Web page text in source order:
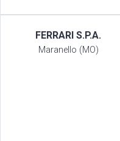
FERRARI S.P.A.
Maranello (MO)